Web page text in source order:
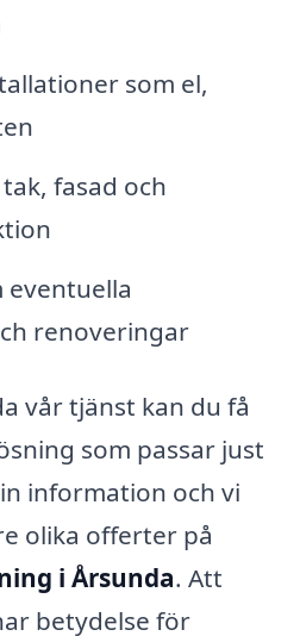
som el,
fasad och
eventuella
renoveringar
vår tjänst kan du få
som passar just
information och vi
olika offerter på
i Årsunda. Att
betydelse för